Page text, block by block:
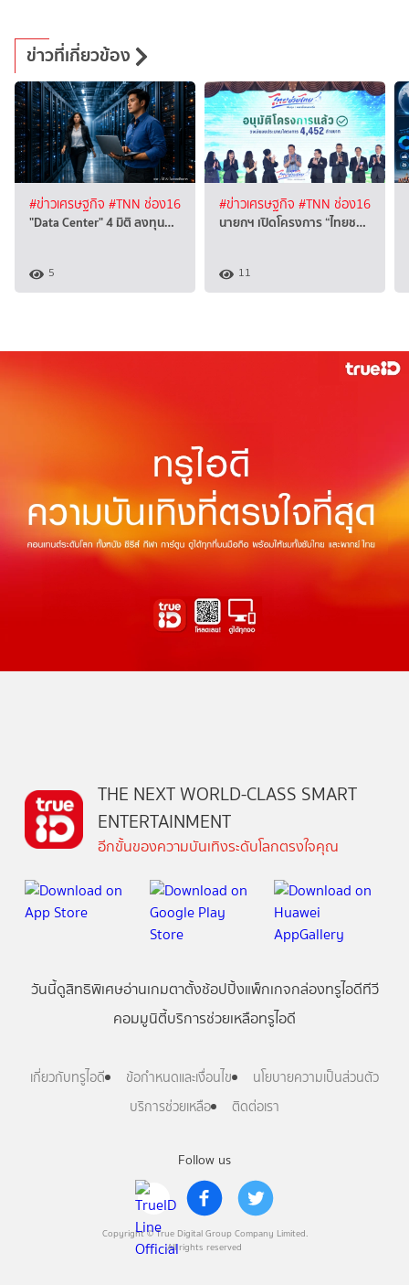
ข่าวที่เกี่ยวข้อง
#ข่าวเศรษฐกิจ #TNN ช่อง16
"Data Center" 4 มิติ ลงทุน…
5
#ข่าวเศรษฐกิจ #TNN ช่อง16
นายกฯ เปิดโครงการ “ไทยช…
11
Follow us
Copyright © True Digital Group Company Limited.
All rights reserved
THE NEXT WORLD-CLASS SMART
ENTERTAINMENT
อีกขั้นของความบันเทิงระดับโลกตรงใจคุณ
วันนี้ดูสิทธิพิเศษอ่านเกมตาตั้งช้อปปิ้งแพ็กเกจกล่องทรูไอดีทีวี
คอมมูนิตี้บริการช่วยเหลือทรูไอดี
เกี่ยวกับทรูไอดี ข้อกำหนดและเงื่อนไข
นโยบายความเป็นส่วนตัว
บริการช่วยเหลือ
ติดต่อเรา